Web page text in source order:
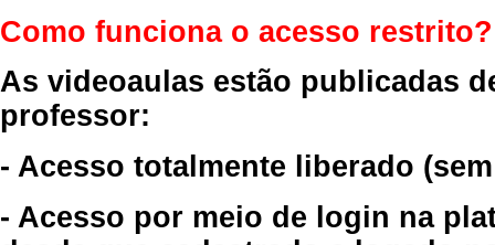
Como funciona o acesso restrito?
As videoaulas estão publicadas
professor:
- Acesso totalmente liberado
- Acesso por meio de login na